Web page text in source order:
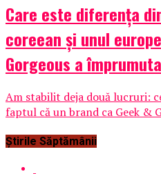
Care este diferența
coreean și unul
Gorgeous a
Am stabilit deja două lucruri:
faptul că un brand ca Geek &
Știrile Săptămânii